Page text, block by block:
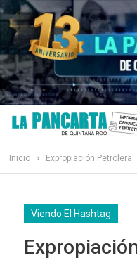
Inicio Expropiación Petrolera
Viendo El Hashtag